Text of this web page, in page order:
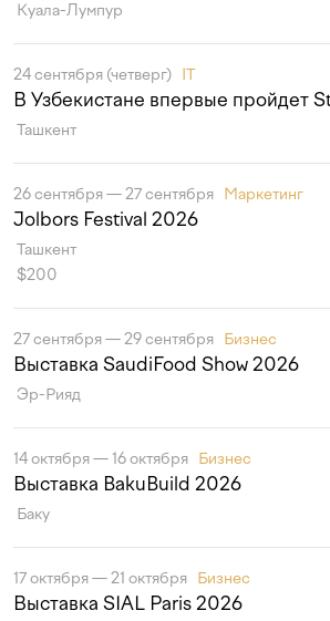
Куала-Лумпур
24 сентября (четверг) IT
В Узбекистане впервые пройдет
Ташкент
26 сентября — 27 сентября Маркетинг
Jolbors Festival 2026
Ташкент
$200
27 сентября — 29 сентября Бизнес
Выставка SaudiFood Show 2026
Эр-Рияд
14 октября — 16 октября Бизнес
Выставка BakuBuild 2026
Баку
17 октября — 21 октября Бизнес
Выставка SIAL Paris 2026